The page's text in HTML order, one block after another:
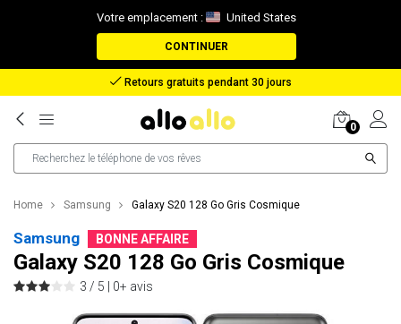
Votre emplacement : United States
CONTINUER
Remboursement en cas de perte de colis
0
Home Samsung Galaxy S20 128 Go Gris Cosmique
Samsung BONNE AFFAIRE
Galaxy S20 128 Go Gris Cosmique
3 / 5 | 0+ avis